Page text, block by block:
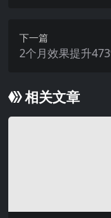
下一篇
2个月效果提升
相关文章